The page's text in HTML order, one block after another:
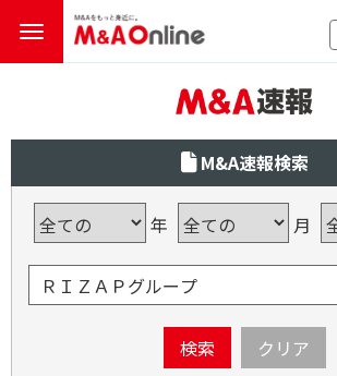
M&A速報検索
年 月
検索 クリア